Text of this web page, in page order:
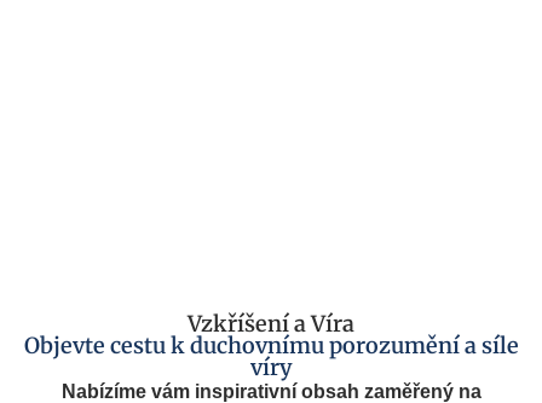
Vzkříšení a Víra
Objevte cestu k duchovnímu porozumění a síle
víry
Nabízíme vám inspirativní obsah zaměřený na